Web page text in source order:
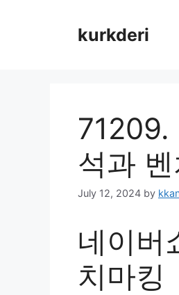
kurkderi
71209.
석과
July 12, 2024 by
네이버
치마킹